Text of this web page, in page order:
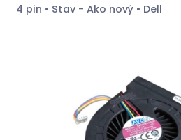
4 pin • Stav - Ako nový • Dell